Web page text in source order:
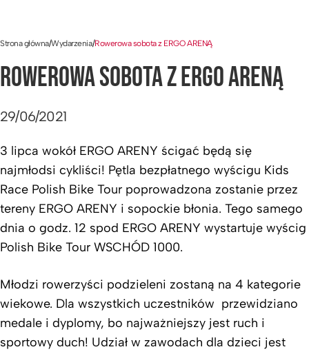
Strona główna/Wydarzenia/Rowerowa sobota z ERGO ARENĄ
ROWEROWA SOBOTA Z ERGO ARENĄ
29/06/2021
3 lipca wokół ERGO ARENY ścigać będą się
najmłodsi cykliści! Pętla bezpłatnego wyścigu Kids
Race Polish Bike Tour poprowadzona zostanie przez
tereny ERGO ARENY i sopockie błonia. Tego samego
dnia o godz. 12 spod ERGO ARENY wystartuje wyścig
Polish Bike Tour WSCHÓD 1000.
Młodzi rowerzyści podzieleni zostaną na 4 kategorie
wiekowe. Dla wszystkich uczestników przewidziano
medale i dyplomy, bo najważniejszy jest ruch i
sportowy duch! Udział w zawodach dla dzieci jest